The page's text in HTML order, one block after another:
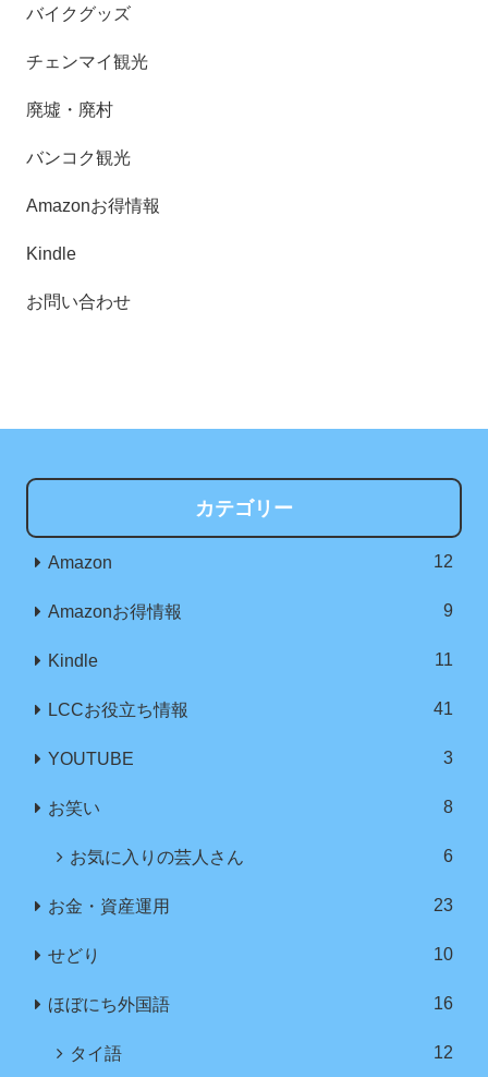
バイクグッズ
チェンマイ観光
廃墟・廃村
バンコク観光
Amazonお得情報
Kindle
お問い合わせ
カテゴリー
Amazon 12
Amazonお得情報 9
Kindle 11
LCCお役立ち情報 41
YOUTUBE 3
お笑い 8
お気に入りの芸人さん 6
お金・資産運用 23
せどり 10
ほぼにち外国語 16
タイ語 12